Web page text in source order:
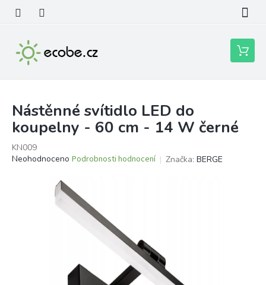
obsah
Nákupní
košík
Nástěnné svítidlo LED do
koupelny - 60 cm - 14 W černé
KN009
Průměrné
Neohodnoceno Podrobnosti hodnocení Značka: BERGE